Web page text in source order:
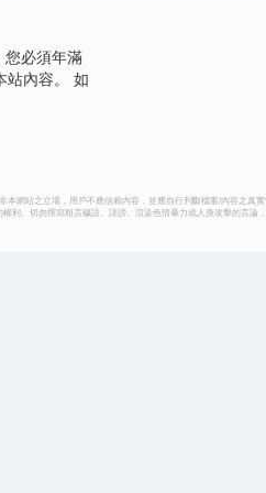
您必須年滿
站內容。 如
站之立場，用戶不應信賴內容，並應自行判斷檔案/內容之
利。切勿撰寫粗言穢語、誹謗、渲染色情暴力或人身攻擊的言論